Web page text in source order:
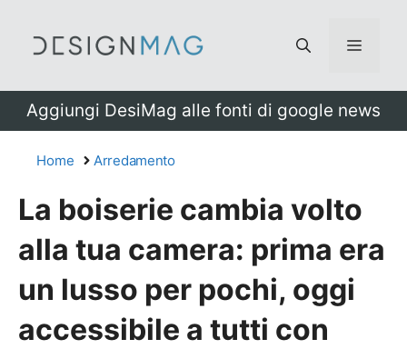
Menu
Aggiungi DesiMag alle fonti di google news
Home Arredamento
La boiserie cambia volto
alla tua camera: prima era
un lusso per pochi, oggi
accessibile a tutti con